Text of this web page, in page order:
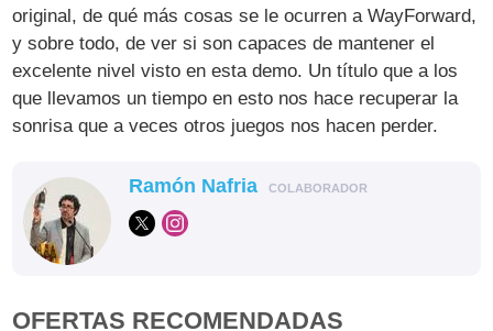
original, de qué más cosas se le ocurren a WayForward,
y sobre todo, de ver si son capaces de mantener el
excelente nivel visto en esta demo. Un título que a los
que llevamos un tiempo en esto nos hace recuperar la
sonrisa que a veces otros juegos nos hacen perder.
Ramón Nafria COLABORADOR
OFERTAS RECOMENDADAS